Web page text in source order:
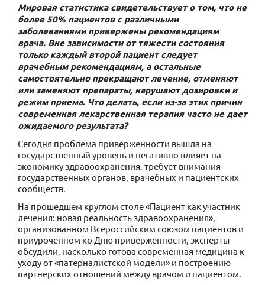
Мировая статистика свидетельствует о том, что не
более 50% пациентов с различными
заболеваниями привержены рекомендациям
врача. Вне зависимости от тяжести состояния
только каждый второй пациент следует
врачебным рекомендациям, а остальные
самостоятельно прекращают лечение, отменяют
или заменяют препараты, нарушают дозировки и
режим приема. Что делать, если из-за этих причин
современная лекарственная терапия часто не дает
ожидаемого результата?
Сегодня проблема приверженности вышла на
государственный уровень и негативно влияет на
экономику здравоохранения, требует внимания
государственных органов, врачебных и пациентских
сообществ.
На прошедшем круглом столе «Пациент как участник
лечения: новая реальность здравоохранения»,
организованном Всероссийским союзом пациентов и
приуроченном ко Дню приверженности, эксперты
обсудили, насколько готова современная медицина к
уходу от «патерналистской модели» и построению
партнерских отношений между врачом и пациентом.